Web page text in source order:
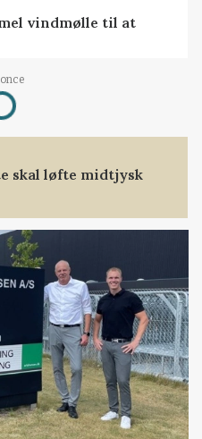
vindmølle til at
skal løfte midtjysk